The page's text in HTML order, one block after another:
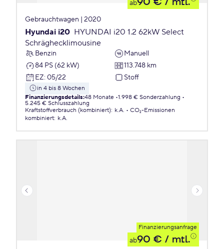
ab
Gebrauchtwagen | 2020
Hyundai i20 HYUNDAI i20 1.2 62kW Select
Schräghecklimousine
Benzin
Manuell
84 PS (62 kW)
113.748 km
EZ: 05/22 Stoff
in 4 bis 8 Wochen
Finanzierungsdetails:48 Monate 1.998 € Sonderzahlung
5.245 € Schlusszahlung
Kraftstoffverbrauch (kombiniert): k.A.
CO₂-Emissionen
kombiniert: k.A.
Finanzierungsanfrage
ab90 € / mtl.